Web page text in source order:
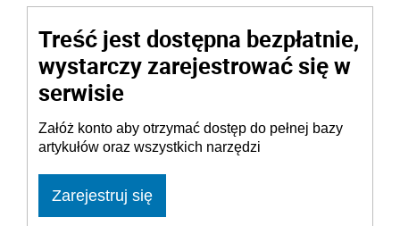
Treść jest dostępna bezpłatnie,
wystarczy zarejestrować się w
serwisie
Załóż konto aby otrzymać dostęp do pełnej bazy
artykułów oraz wszystkich narzędzi
Zarejestruj się